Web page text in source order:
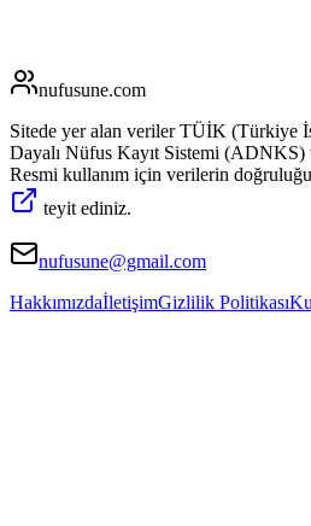
nufusune.com
Sitede yer alan veriler TÜİK (Türkiye
Dayalı Nüfus Kayıt Sistemi (ADNKS)
Resmi kullanım için verilerin
teyit ediniz.
nufusune@gmail.com
HakkımızdaİletişimGizlilik Politikası